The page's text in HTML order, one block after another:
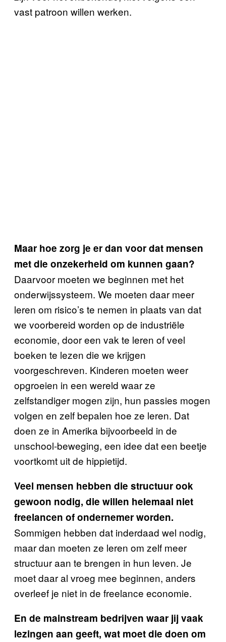
vast patroon willen werken.
Maar hoe zorg je er dan voor dat mensen
met die onzekerheid om kunnen gaan?
Daarvoor moeten we beginnen met het
onderwijssysteem. We moeten daar meer
leren om risico’s te nemen in plaats van dat
we voorbereid worden op de industriële
economie, door een vak te leren of veel
boeken te lezen die we krijgen
voorgeschreven. Kinderen moeten weer
opgroeien in een wereld waar ze
zelfstandiger mogen zijn, hun passies mogen
volgen en zelf bepalen hoe ze leren. Dat
doen ze in Amerika bijvoorbeeld in de
unschool-beweging, een idee dat een beetje
voortkomt uit de hippietijd.
Veel mensen hebben die structuur ook
gewoon nodig, die willen helemaal niet
freelancen of ondernemer worden.
Sommigen hebben dat inderdaad wel nodig,
maar dan moeten ze leren om zelf meer
structuur aan te brengen in hun leven. Je
moet daar al vroeg mee beginnen, anders
overleef je niet in de freelance economie.
En de mainstream bedrijven waar jij vaak
lezingen aan geeft, wat moet die doen om